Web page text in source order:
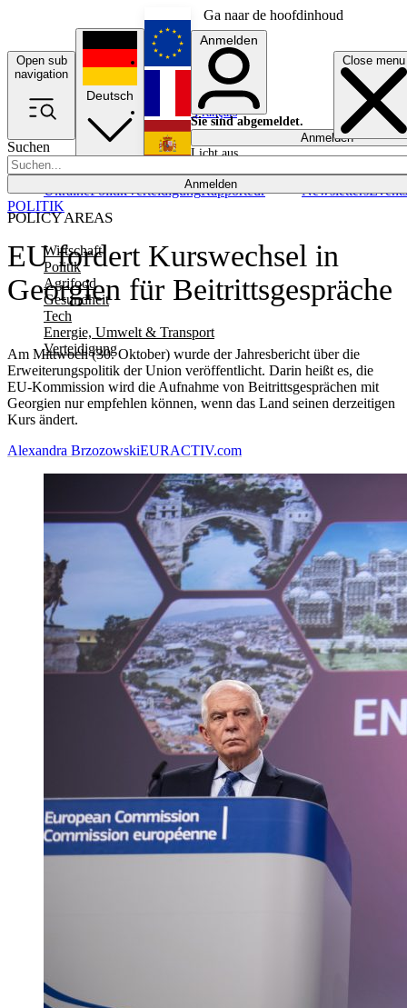
Ga naar de hoofdinhoud
Open sub
navigation
Close menu
Suchen
Anmelden
POLICY AREAS
Wirtschaft
Politik
Agrifood
Gesundheit
Tech
Energie, Umwelt & Transport
Verteidigung
UkrainePolitikVerteidigungRapporteur NewslettersEvents
Deutsch
English
Français
Anmelden
Sie sind abgemeldet.
Anmelden
Licht aus
EU fordert Kurswechsel in
Georgien für Beitrittsgespräche
Am Mittwoch (30. Oktober) wurde der Jahresbericht über die
Erweiterungspolitik der Union veröffentlicht. Darin heißt es, die
EU-Kommission wird die Aufnahme von Beitrittsgesprächen mit
Georgien nur empfehlen können, wenn das Land seinen derzeitigen
Kurs ändert.
POLITIK
Alexandra BrzozowskiEURACTIV.com